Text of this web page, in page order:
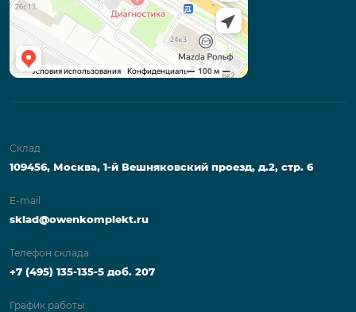
Склад
109456, Москва, 1-й Вешняковский проезд, д.2, стр. 6
E-mail
sklad@owenkomplekt.ru
Телефон склада
+7 (495) 135-135-5 доб. 207
График работы